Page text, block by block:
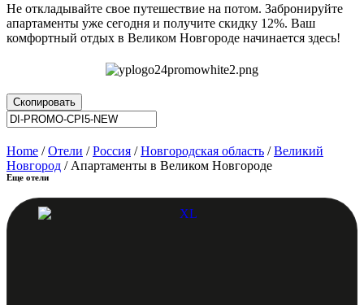
Не откладывайте свое путешествие на потом. Забронируйте
апартаменты уже сегодня и получите скидку 12%. Ваш
комфортный отдых в Великом Новгороде начинается здесь!
Скопировать
Home /Отели /Россия /Новгородская область /Великий
Новгород / Апартаменты в Великом Новгороде
Еще отели